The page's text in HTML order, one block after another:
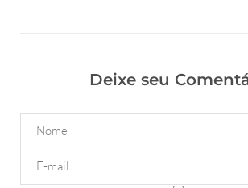
Deixe seu